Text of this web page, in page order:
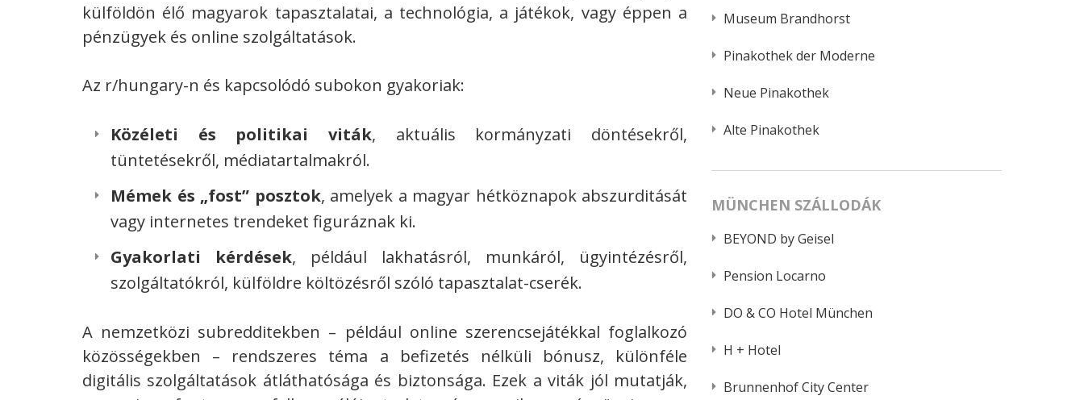
külföldön élő magyarok tapasztalatai, a technológia, a játékok, vagy éppen a
pénzügyek és online szolgáltatások.
Az r/hungary-n és kapcsolódó subokon gyakoriak:
Közéleti és politikai viták, aktuális kormányzati döntésekről,
tüntetésekről, médiatartalmakról.
Mémek és „fost” posztok, amelyek a magyar hétköznapok abszurditását
vagy internetes trendeket figuráznak ki.
Gyakorlati kérdések, például lakhatásról, munkáról, ügyintézésről,
szolgáltatókról, külföldre költözésről szóló tapasztalat-cserék.
A nemzetközi subredditekben – például online szerencsejátékkal foglalkozó
közösségekben – rendszeres téma a befizetés nélküli bónusz, különféle
digitális szolgáltatások átláthatósága és biztonsága. Ezek a viták jól mutatják,
Museum Brandhorst
Pinakothek der Moderne
Neue Pinakothek
Alte Pinakothek
MÜNCHEN SZÁLLODÁK
BEYOND by Geisel
Pension Locarno
DO & CO Hotel München
H + Hotel
Brunnenhof City Center